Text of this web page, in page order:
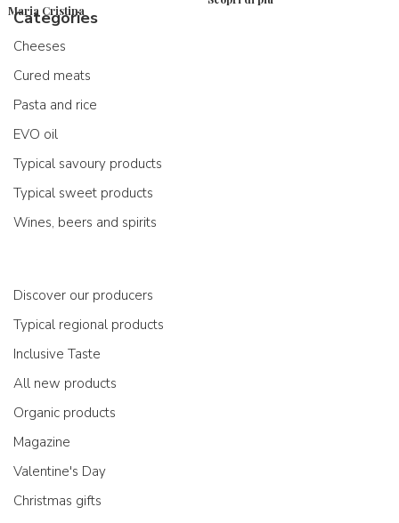
Maria Cristina
Categories
Cheeses
Cured meats
Pasta and rice
EVO oil
Typical savoury products
Typical sweet products
Wines, beers and spirits
Discover our producers
Typical regional products
Inclusive Taste
All new products
Organic products
Magazine
Valentine's Day
Christmas gifts